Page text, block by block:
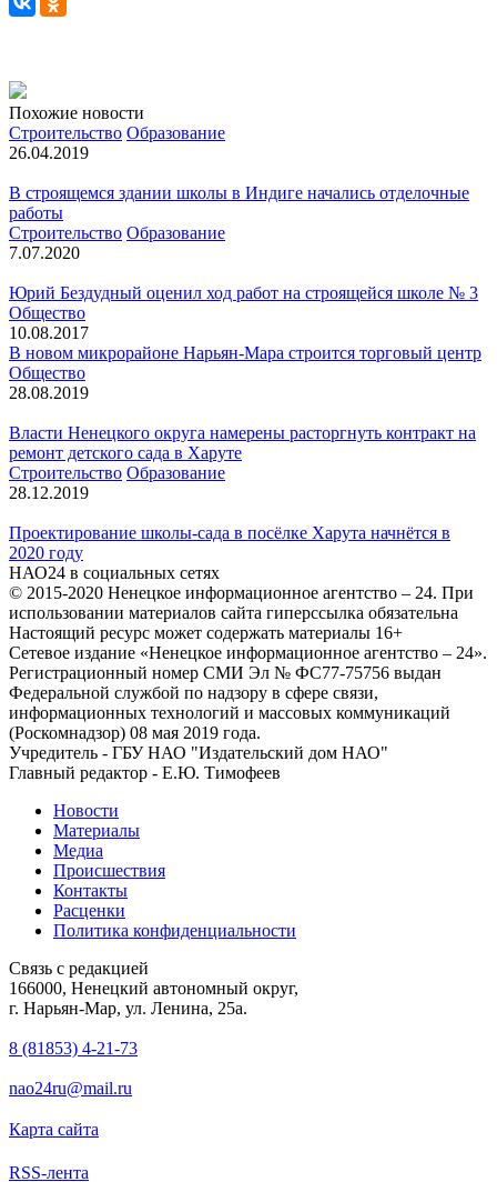
Похожие новости
Строительство Образование
26.04.2019
В строящемся здании школы в Индиге начались отделочные
работы
Строительство Образование
7.07.2020
Юрий Бездудный оценил ход работ на строящейся школе № 3
Общество
10.08.2017
В новом микрорайоне Нарьян-Мара строится торговый центр
Общество
28.08.2019
Власти Ненецкого округа намерены расторгнуть контракт на
ремонт детского сада в Харуте
Строительство Образование
28.12.2019
Проектирование школы-сада в посёлке Харута начнётся в
2020 году
НАО24 в социальных сетях
© 2015-2020 Ненецкое информационное агентство – 24. При
использовании материалов сайта гиперссылка обязательна
Настоящий ресурс может содержать материалы 16+
Сетевое издание «Ненецкое информационное агентство – 24».
Регистрационный номер СМИ Эл № ФС77-75756 выдан
Федеральной службой по надзору в сфере связи,
информационных технологий и массовых коммуникаций
(Роскомнадзор) 08 мая 2019 года.
Учредитель - ГБУ НАО "Издательский дом НАО"
Главный редактор - Е.Ю. Тимофеев
Новости
Материалы
Медиа
Происшествия
Контакты
Расценки
Политика конфиденциальности
Связь с редакцией
166000, Ненецкий автономный округ,
г. Нарьян-Мар, ул. Ленина, 25а.
8 (81853) 4-21-73
nao24ru@mail.ru
Карта сайта
RSS-лента